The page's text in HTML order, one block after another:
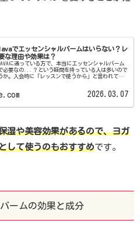
でエッセンシャルバームはいらない？レ
な理由や効果は？
に通っている方で、本当にエッセンシャルバーム
必要なの...？という疑問を持っている人は多いので
か。入会時に「レッスンで使うから」と言われてイ
2026.03.07
湿や美容効果があるので、ヨガ
して使うのもおすすめです。
ームの効果と成分